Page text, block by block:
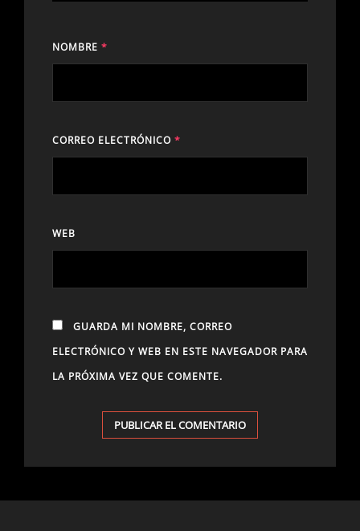
NOMBRE *
CORREO ELECTRÓNICO *
WEB
GUARDA MI NOMBRE, CORREO
ELECTRÓNICO Y WEB EN ESTE NAVEGADOR PARA
LA PRÓXIMA VEZ QUE COMENTE.